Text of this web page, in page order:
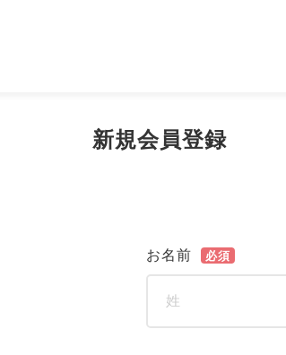
新規会員登録
お名前 必須